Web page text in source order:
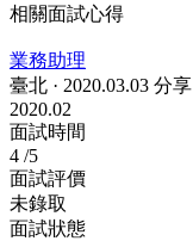
相關面試心得
業務助理
臺北 · 2020.03.03 分享
2020.02
面試時間
4 /5
面試評價
未錄取
面試狀態